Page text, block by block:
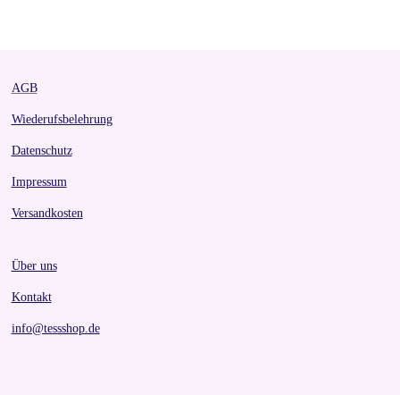
AGB
Wiederufsbelehrung
Datenschutz
Impressum
Versandkosten
Über uns
Kontakt
info@tessshop.de